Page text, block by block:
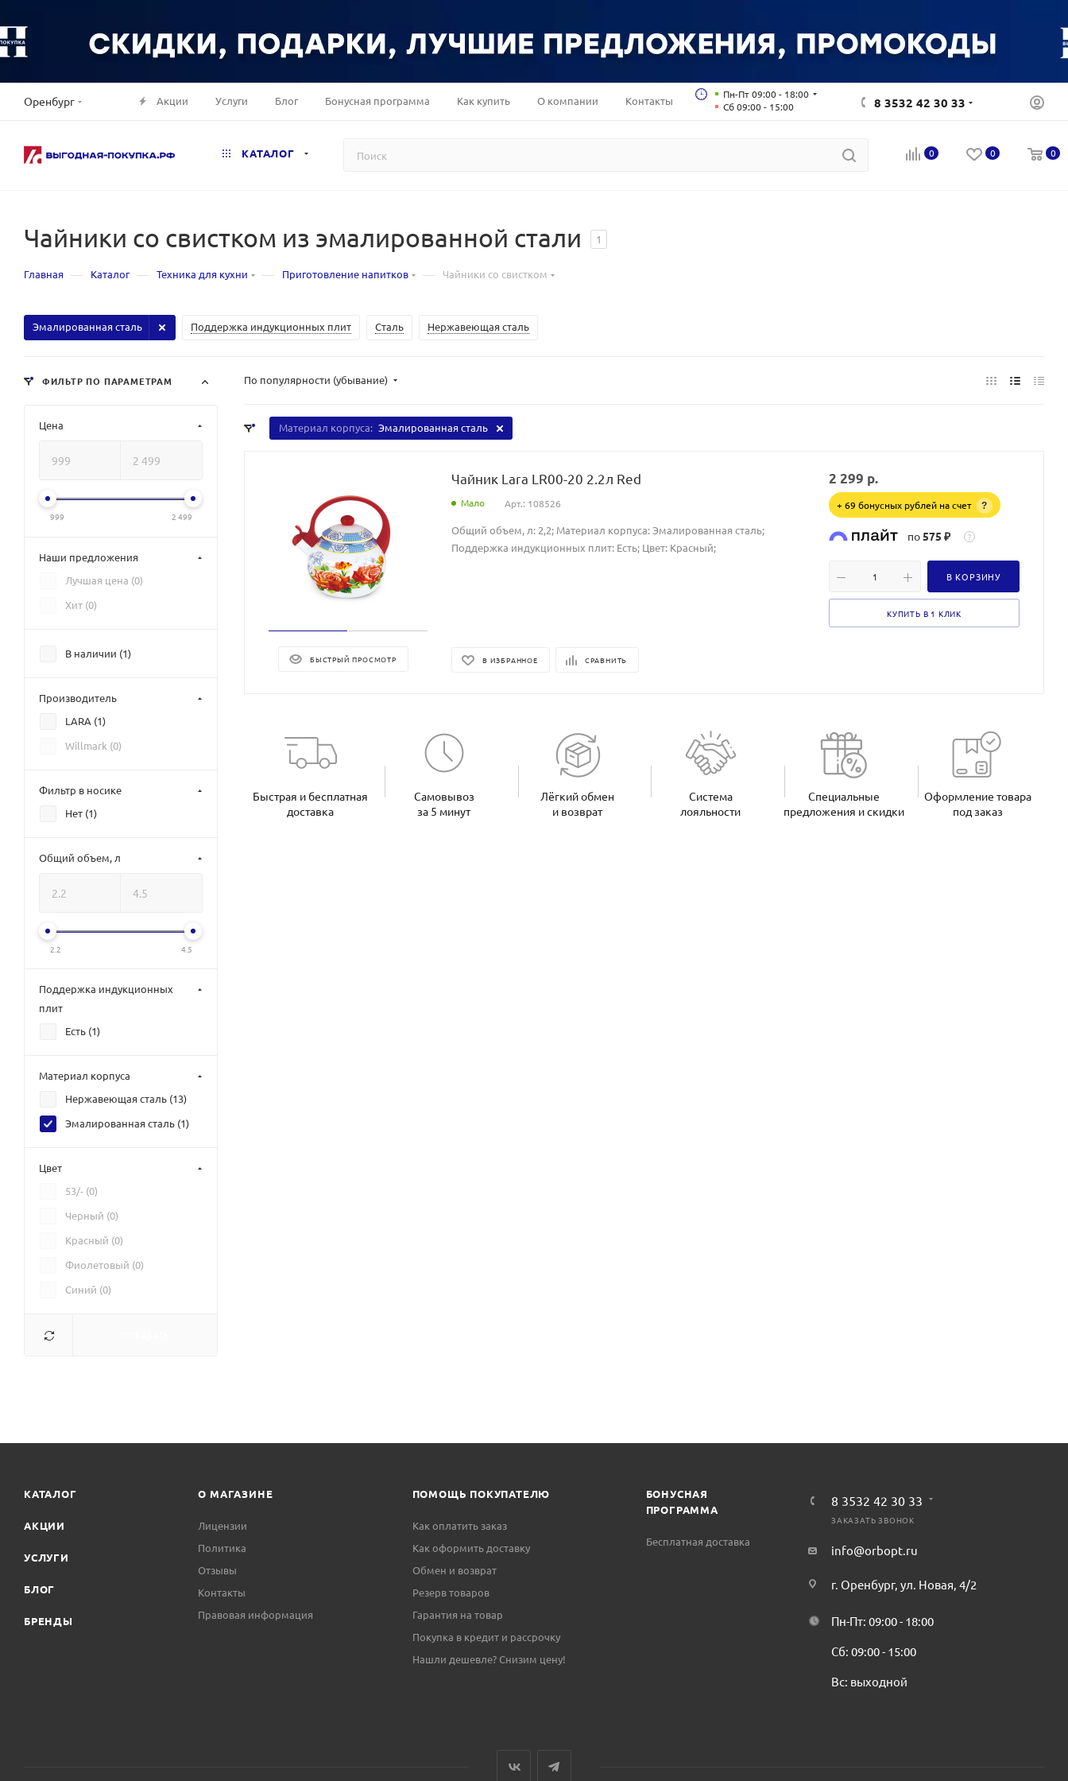
Оренбург Акции Услуги Блог Бонусная программа Как купить О компании Контакты
Пн-Пт 09:00 - 18:00
Сб 09:00 - 15:00
8 3532 42 30 33
КАТАЛОГ 0 0 0
Чайники со свистком из эмалированной стали 1
Главная — Каталог — Техника для кухни — Приготовление напитков — Чайники со свистком
Поддержка индукционных плит
Эмалированная сталь Сталь Нержавеющая сталь
По популярности (убывание)
Материал корпуса: Эмалированная сталь
БЫСТРЫЙ ПРОСМОТР
Чайник Lara LR00-20 2.2л Red
Мало Арт.: 108526
Общий объем, л: 2,2; Материал корпуса: Эмалированная сталь;
Поддержка индукционных плит: Есть; Цвет: Красный;
В ИЗБРАННОЕ СРАВНИТЬ
2 299 р.
+ 69 бонусных рублей на счет ?
по 575 ₽ ?
В КОРЗИНУ
КУПИТЬ В 1 КЛИК
Быстрая и бесплатная
доставка
Самовывоз
за 5 минут
Лёгкий обмен
и возврат
Система
лояльности
Специальные
предложения и скидки
Оформление товара
под заказ
ФИЛЬТР ПО ПАРАМЕТРАМ
Цена
999 2 499
Наши предложения
Лучшая цена (0)
Хит (0)
В наличии (1)
Производитель
LARA (1)
Willmark (0)
Фильтр в носике
Нет (1)
Общий объем, л
2.2 4.5
Поддержка индукционных
плит
Есть (1)
Материал корпуса
Нержавеющая сталь (13)
Эмалированная сталь (1)
Цвет
53/- (0)
Черный (0)
Красный (0)
Фиолетовый (0)
Синий (0)
КАТАЛОГ
АКЦИИ
УСЛУГИ
БЛОГ
БРЕНДЫ
О МАГАЗИНЕ
Лицензии
Политика
Отзывы
Контакты
Правовая информация
ПОМОЩЬ ПОКУПАТЕЛЮ
Как оплатить заказ
Как оформить доставку
Обмен и возврат
Резерв товаров
Гарантия на товар
Покупка в кредит и рассрочку
Нашли дешевле? Снизим цену!
БОНУСНАЯ
ПРОГРАММА
Бесплатная доставка
8 3532 42 30 33
ЗАКАЗАТЬ ЗВОНОК
info@orbopt.ru
г. Оренбург, ул. Новая, 4/2
Пн-Пт: 09:00 - 18:00
Сб: 09:00 - 15:00
Вс: выходной